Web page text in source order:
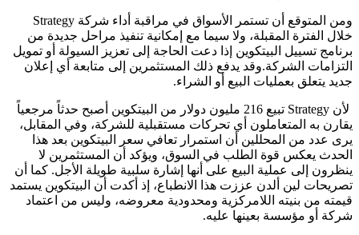
ومن المتوقع أن تستمر الأسواق في مراقبة أداء شركة Strategy
خلال الفترة المقبلة، ولا سيما مع إمكانية تنفيذ مراحل جديدة من
برنامج تسييل البيتكوين إذا دعت الحاجة إلى تعزيز السيولة أو تمويل
التزامات الشركة.وقد يدفع ذلك المستثمرين إلى متابعة أي إعلان
جديد يتعلق بعمليات البيع أو الشراء.
لأن Strategy تبيع 216 مليون دولار من البيتكوين أصبح حدثاً مرجعياً
يقارن به المتعاملون أي تحركات مستقبلية للشركة، وفي المقابل،
يرى عدد من المحللين أن استمرار تعافي سعر البيتكوين بعد هذا
الحدث يعكس قوة الطلب في السوق، ويؤكد أن المستثمرين لا
ينظرون إلى عملية البيع على أنها إشارة سلبية طويلة الأجل. كما أن
تصريحات لين ألدن عززت هذا الانطباع، إذ أكدت أن البيتكوين يستمد
قيمته من بنيته اللامركزية ومحدودية معروضه، وليس من اعتماد
شركة أو مؤسسة بعينها عليه.